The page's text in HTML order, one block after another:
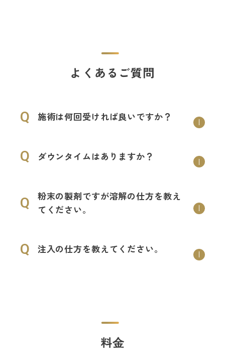
よくあるご質問
Q 施術は何回受ければ良いですか？
Q ダウンタイムはありますか？
Q
粉末の製剤ですが溶解の仕方を教え
てください。
Q 注入の仕方を教えてください。
料⾦